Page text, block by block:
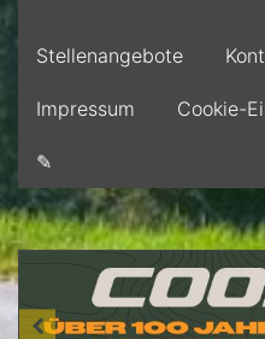
Stellenangebote
Impressum Cookie-
✎